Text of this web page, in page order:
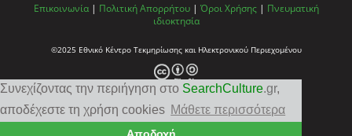
Συνεχίζοντας την περιήγηση στο SearchCulture.gr,
αποδέχεστε τη χρήση cookies Μάθετε περισσότερα
Επικοινωνία | Πολιτική Απορρήτου | Όροι Χρήσης | Πνευματική
ιδιοκτησία
©2025 Εθνικό Κέντρο Τεκμηρίωσης και Ηλεκτρονικού Περιεχομένου